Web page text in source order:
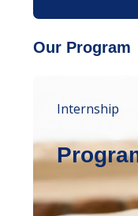
Our Program
Internship